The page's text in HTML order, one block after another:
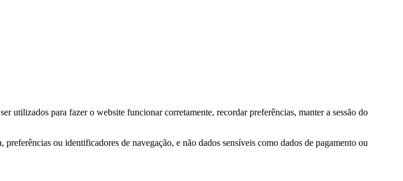
utilizados para fazer o website funcionar corretamente, recordar preferências, manter a sessão do
ou identificadores de navegação, e não dados sensíveis como dados de pagamento ou